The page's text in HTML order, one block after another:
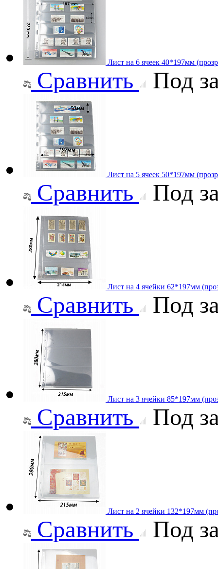
Лист на 6 ячеек 40*197мм
Сравнить Под
Лист на 5 ячеек 50*197мм
Сравнить Под
Лист на 4 ячейки 62*197мм
Сравнить Под
Лист на 3 ячейки 85*197мм
Сравнить Под
Лист на 2 ячейки 132*197мм
Сравнить Под